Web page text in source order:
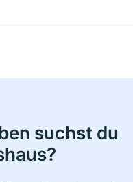
suchst du